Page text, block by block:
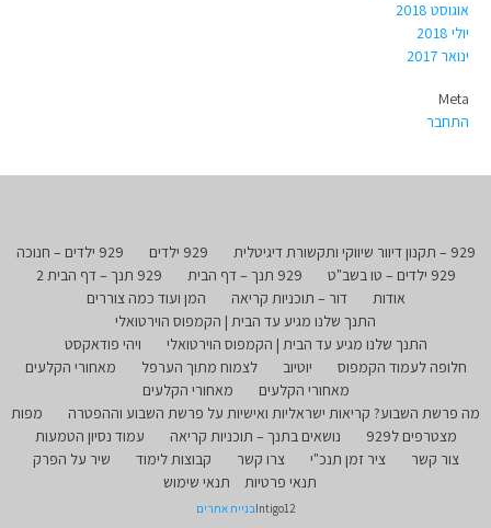
אוגוסט 2018
יולי 2018
ינואר 2017
Meta
התחבר
929 – תקנון דיוור שיווקי ותקשורת דיגיטלית 929 ילדים
929 ילדים – חנוכה
929 ילדים – טו בשב"ט
929 תנך – דף הבית
929 תנך – דף הבית 2
אודות
דור – תוכניות קריאה
המן ועוד כמה צוררים
התנך שלנו מגיע עד הבית | הקמפוס הוירטואלי
התנך שלנו מגיע עד הבית | הקמפוס הוירטואלי
ויהי פודאקסט
חלופה לעמוד הקמפוס
יוטיוב לצמוח מתוך הערפל
מאחורי הקלעים
מאחורי הקלעים
מאחורי הקלעים
מה פרשת השבוע? קריאות ישראליות ואישיות על פרשת השבוע וההפטרה
מפות
מצטרפים ל929
נושאים בתנך – תוכניות קריאה
עמוד נסיון הטמעות
צור קשר
ציר זמן תנכ"י צרו קשר קבוצות לימוד
שיר על הפרק
תנאי פרטיות
תנאי שימוש
Intigo12בניית אתרים